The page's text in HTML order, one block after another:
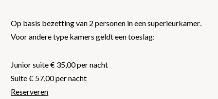
Op basis bezetting van 2 personen in een superieurkamer
Voor andere type kamers geldt een toeslag:
Junior suite € 35,00 per nacht
Suite € 57,00 per nacht
Reserveren